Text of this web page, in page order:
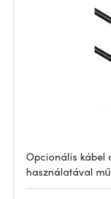
Opcionális kábel
használatával